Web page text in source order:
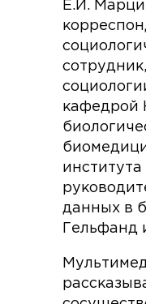
Е.И.
кафедрой
данных в
Гельфанд